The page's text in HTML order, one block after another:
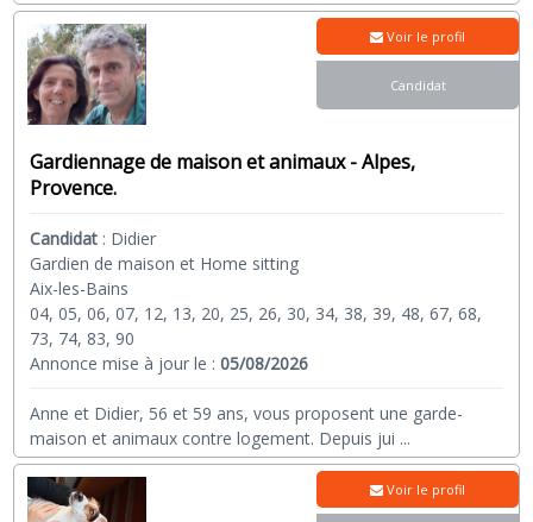
Gardiennage de maison et animaux - Alpes,
Provence.
Candidat : Didier
Gardien de maison et Home sitting
Aix-les-Bains
04, 05, 06, 07, 12, 13, 20, 25, 26, 30, 34, 38, 39, 48, 67, 68,
73, 74, 83, 90
Annonce mise à jour le :05/08/2026
Anne et Didier, 56 et 59 ans, vous proposent une garde-
maison et animaux contre logement. Depuis jui ...
Voir le profil
Candidat
Voir le profil